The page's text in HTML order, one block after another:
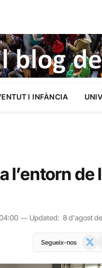
I INFÀNCIA
l’entorn de
Updated: 8 d'agost
Segueix-nos